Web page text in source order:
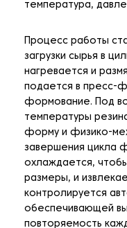
температура,
Процесс работы
загрузки сырья в
нагревается и
подается в пресс-
формование. Под
температуры
форму и физико-
завершения цикла
охлаждается,
размеры, и
контролируется
обеспечивающей
повторяемость